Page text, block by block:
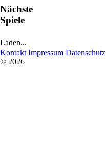
Nächste
Spiele
Laden...
Kontakt Impressum Datenschutz
© 2026